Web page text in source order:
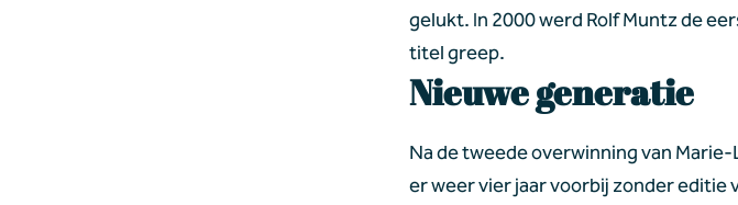
gelukt. In 2000 werd Rolf Muntz de
titel greep.
Nieuwe generatie
Na de tweede overwinning van
er weer vier jaar voorbij zonder editie